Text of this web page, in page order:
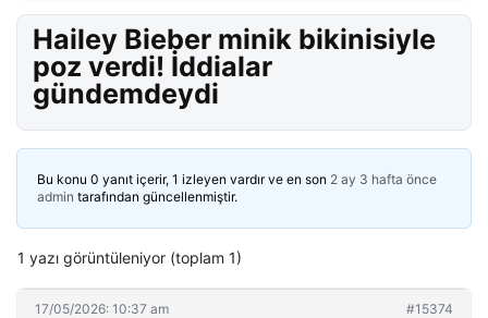
Hailey Bieber minik bikinisiyle
poz verdi! İddialar
gündemdeydi
Bu konu 0 yanıt içerir, 1 izleyen vardır ve en son 2 ay 3 hafta önce
admin tarafından güncellenmiştir.
1 yazı görüntüleniyor (toplam 1)
17/05/2026: 10:37 am #15374